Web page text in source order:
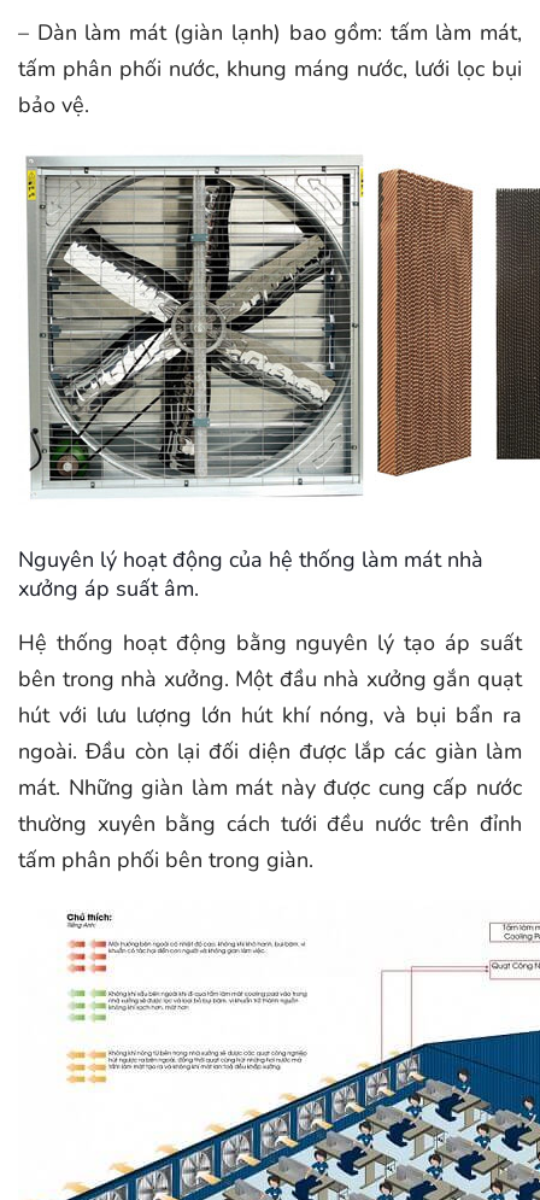
– Dàn làm mát (giàn lạnh) bao gồm: tấm làm mát,
tấm phân phối nước, khung máng nước, lưới lọc bụi
bảo vệ.
Nguyên lý hoạt động của hệ thống làm mát nhà
xưởng áp suất âm.
Hệ thống hoạt động bằng nguyên lý tạo áp suất
bên trong nhà xưởng. Một đầu nhà xưởng gắn quạt
hút với lưu lượng lớn hút khí nóng, và bụi bẩn ra
ngoài. Đầu còn lại đối diện được lắp các giàn làm
mát. Những giàn làm mát này được cung cấp nước
thường xuyên bằng cách tưới đều nước trên đỉnh
tấm phân phối bên trong giàn.